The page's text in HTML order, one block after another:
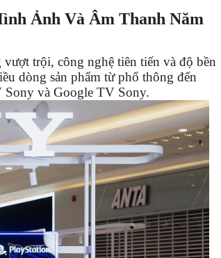
Ảnh Và Âm Thanh Năm
trội, công nghệ tiên tiến và độ bền
dòng sản phẩm từ phổ thông đến
và Google TV Sony.